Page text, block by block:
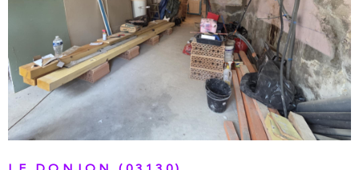
VOIR LE BIEN